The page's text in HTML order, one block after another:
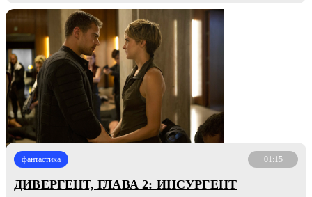
фантастика 01:15
ДИВЕРГЕНТ, ГЛАВА 2: ИНСУРГЕНТ